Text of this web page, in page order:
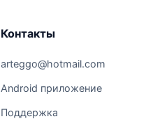
Контакты
arteggo@hotmail.com
Android приложение
Поддержка